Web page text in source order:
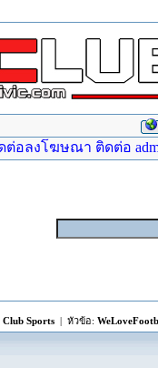
อลงโฆษณา ติดต่อ
Sports| หัวข้อ: